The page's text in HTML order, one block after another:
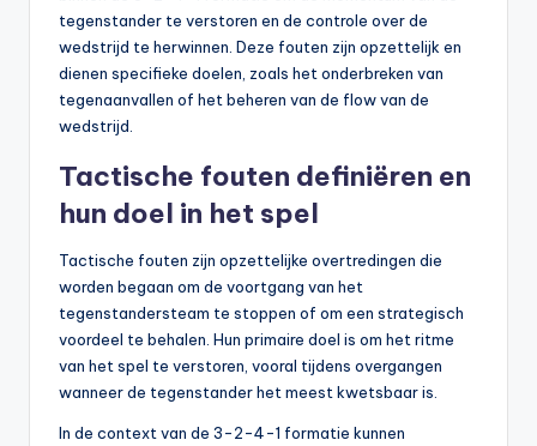
tegenstander te verstoren en de controle over de
wedstrijd te herwinnen. Deze fouten zijn opzettelijk en
dienen specifieke doelen, zoals het onderbreken van
tegenaanvallen of het beheren van de flow van de
wedstrijd.
Tactische fouten definiëren en
hun doel in het spel
Tactische fouten zijn opzettelijke overtredingen die
worden begaan om de voortgang van het
tegenstandersteam te stoppen of om een strategisch
voordeel te behalen. Hun primaire doel is om het ritme
van het spel te verstoren, vooral tijdens overgangen
wanneer de tegenstander het meest kwetsbaar is.
In de context van de 3-2-4-1 formatie kunnen